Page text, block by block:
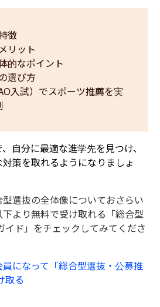
徴
リット
的なポイント
選び方
入試）でスポーツ推薦を実
自分に最適な進学先を見つけ、
策を取れるようになりましょ
選抜の全体像についておさらい
より無料で受け取れる「総合型
イド」をチェックしてみてくださ
になって「総合型選抜・公募推
取る